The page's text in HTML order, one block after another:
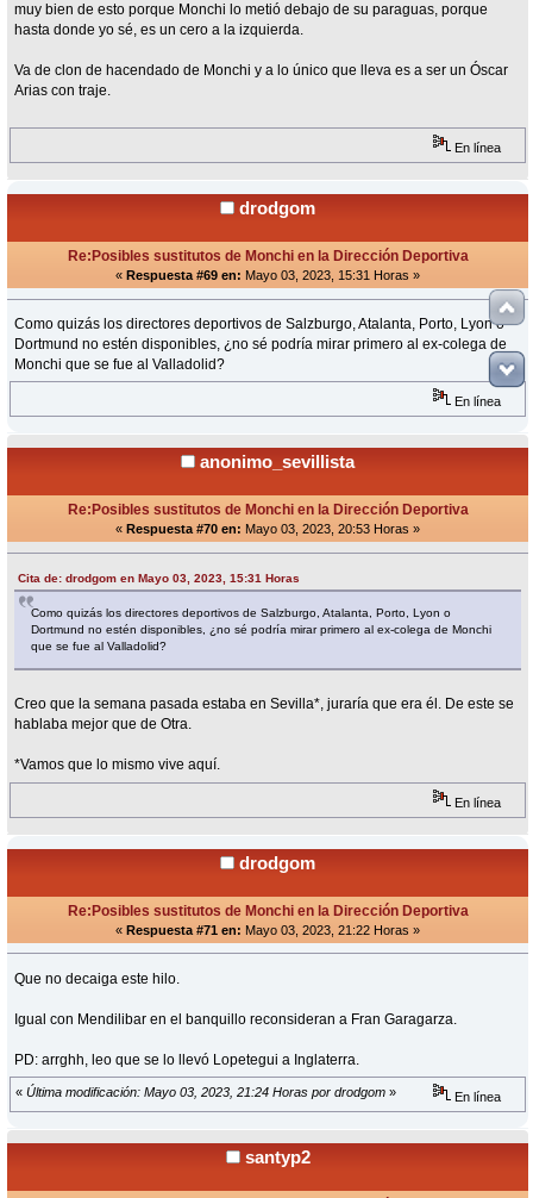
muy bien de esto porque Monchi lo metió debajo de su paraguas, porque
hasta donde yo sé, es un cero a la izquierda.
Va de clon de hacendado de Monchi y a lo único que lleva es a ser un Óscar
Arias con traje.
En línea
drodgom
Re:Posibles sustitutos de Monchi en la Dirección Deportiva
« Respuesta #69 en: Mayo 03, 2023, 15:31 Horas »
Como quizás los directores deportivos de Salzburgo, Atalanta, Porto, Lyon o
Dortmund no estén disponibles, ¿no sé podría mirar primero al ex-colega de
Monchi que se fue al Valladolid?
En línea
anonimo_sevillista
Re:Posibles sustitutos de Monchi en la Dirección Deportiva
« Respuesta #70 en: Mayo 03, 2023, 20:53 Horas »
Cita de: drodgom en Mayo 03, 2023, 15:31 Horas
Como quizás los directores deportivos de Salzburgo, Atalanta, Porto, Lyon o
Dortmund no estén disponibles, ¿no sé podría mirar primero al ex-colega de Monchi
que se fue al Valladolid?
Creo que la semana pasada estaba en Sevilla*, juraría que era él. De este se
hablaba mejor que de Otra.
*Vamos que lo mismo vive aquí.
En línea
drodgom
Re:Posibles sustitutos de Monchi en la Dirección Deportiva
« Respuesta #71 en: Mayo 03, 2023, 21:22 Horas »
Que no decaiga este hilo.
Igual con Mendilibar en el banquillo reconsideran a Fran Garagarza.
PD: arrghh, leo que se lo llevó Lopetegui a Inglaterra.
« Última modificación: Mayo 03, 2023, 21:24 Horas por drodgom » En línea
santyp2